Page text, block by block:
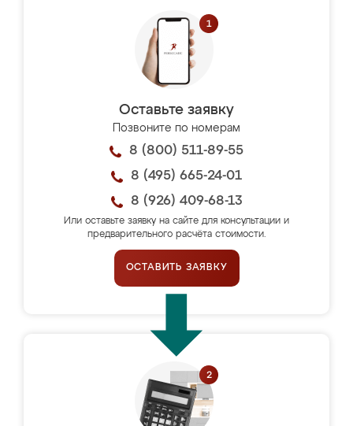
Оставьте заявку
Позвоните по номерам
8 (800) 511-89-55
8 (495) 665-24-01
8 (926) 409-68-13
Или оставьте заявку на сайте для консультации и
предварительного расчёта стоимости.
ОСТАВИТЬ ЗАЯВКУ